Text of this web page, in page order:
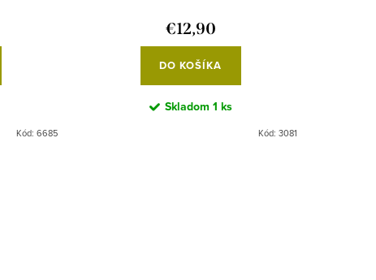
Kód: 6685
€12,90
DO KOŠÍKA
Skladom 1 ks
Kód: 3081